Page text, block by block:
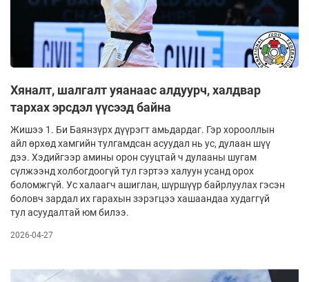
Хяналт, шалгалт уяанаас алдуурч, халдвар
тархах эрсдэл үүсээд байна
Жишээ 1. Би Баянзүрх дүүрэгт амьдардаг. Гэр хорооллын
айл өрхөд хамгийн тулгамдсан асуудал нь ус, дулаан шүү
дээ. Хэдийгээр амины орон сууцтай ч дулааны шугам
сүлжээнд хол­бог­доогүй тул гэртээ халуун усанд орох
боломж­гүй. Ус халаагч ашиглан, шүршүүр байр­луулах гэсэн
боловч зардал их гарахын зэ­рэг­цээ хашаандаа худаггүй
тул асуудалтай юм билээ.
2026-04-27